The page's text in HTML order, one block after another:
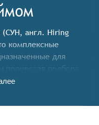
(СУН, англ. Hiring
комплексные
для
процессов подбора
системы охватывают
и